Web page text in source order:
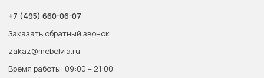
+7 (495) 660-06-07
Заказать обратный звонок
zakaz@mebelvia.ru
Время работы: 09:00 – 21:00